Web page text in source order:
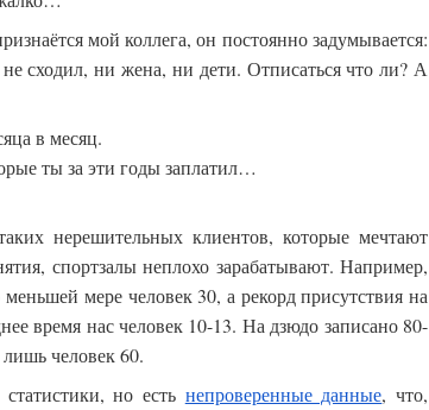
мой коллега, он постоянно задумывается:
сходил, ни жена, ни дети. Отписаться что ли? А
в месяц.
ты за эти годы заплатил…
нерешительных клиентов, которые мечтают
спортзалы неплохо зарабатывают. Например,
мере человек 30, а рекорд присутствия на
время нас человек 10-13. На дзюдо записано 80-
человек 60.
но есть непроверенные данные, что,